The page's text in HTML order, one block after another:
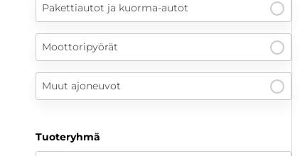
Pakettiautot ja kuorma-autot
Moottoripyörät
Muut ajoneuvot
Tuoteryhmä